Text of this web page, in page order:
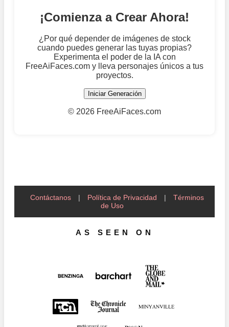
¡Comienza a Crear Ahora!
¿Por qué depender de imágenes de stock
cuando puedes generar las tuyas propias?
Experimenta el poder de la IA con
FreeAiFaces.com y lleva personajes únicos a tus
proyectos.
Iniciar Generación
© 2026 FreeAiFaces.com
Contáctanos | Política de Privacidad |
Términos
de Uso
AS SEEN ON